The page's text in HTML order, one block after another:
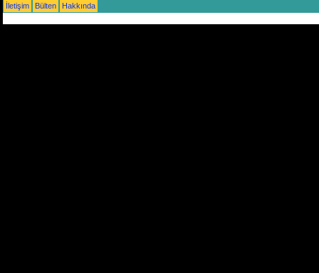
İletişim
Bülten Hakkında